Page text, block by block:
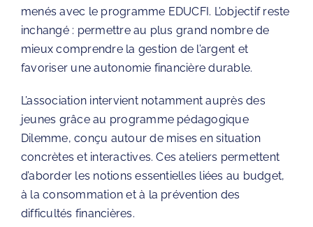
menés avec le programme EDUCFI. L’objectif reste
inchangé : permettre au plus grand nombre de
mieux comprendre la gestion de l’argent et
favoriser une autonomie financière durable.
L’association intervient notamment auprès des
jeunes grâce au programme pédagogique
Dilemme, conçu autour de mises en situation
concrètes et interactives. Ces ateliers permettent
d’aborder les notions essentielles liées au budget,
à la consommation et à la prévention des
difficultés financières.